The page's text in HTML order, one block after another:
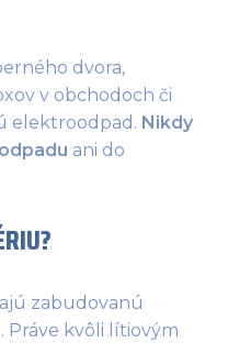
dvora,
v obchodoch či
elektroodpad. Nikdy
ani do
zabudovanú
Práve kvôli lítiovým